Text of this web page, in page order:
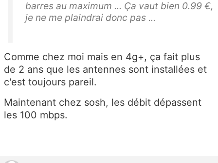
barres au maximum ... Ça vaut bien 0.99 €,
je ne me plaindrai donc pas ...
Comme chez moi mais en 4g+, ça fait plus
de 2 ans que les antennes sont installées et
c'est toujours pareil.
Maintenant chez sosh, les débit dépassent
les 100 mbps.